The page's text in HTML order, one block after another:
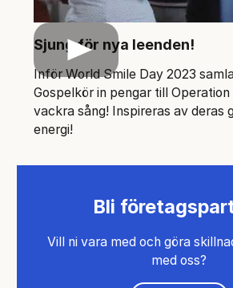
Play
Sjung för nya leenden!
Inför World Smile Day 2023
Gospelkör in pengar till Operation
vackra sång! Inspireras av deras
energi!
Bli
Vill ni vara med och göra
med oss?